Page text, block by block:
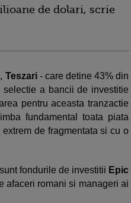
de dolari, scrie
Teszari - care detine 43% din
a bancii de investitie
pentru aceasta tranzactie
fundamental toata piata
de fragmentata si cu o
sunt fondurile de investitii Epic
afaceri romani si manageri ai